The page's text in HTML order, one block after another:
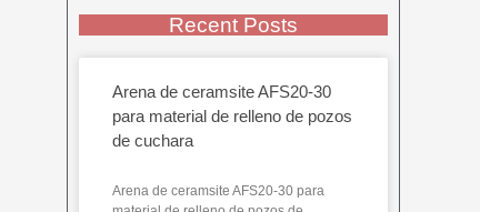
Recent Posts
Arena de ceramsite AFS20-30
para material de relleno de pozos
de cuchara
Arena de ceramsite AFS20-30 para